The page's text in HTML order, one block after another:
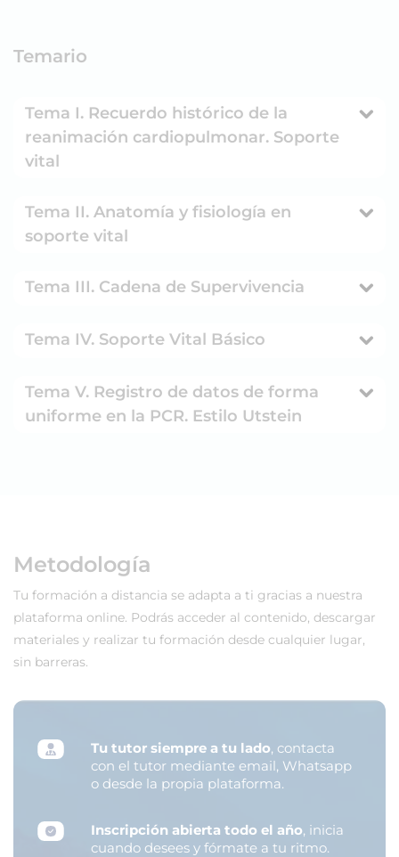
Temario
Tema I. Recuerdo histórico de la
reanimación cardiopulmonar. Soporte
vital
Tema II. Anatomía y fisiología en
soporte vital
Tema III. Cadena de Supervivencia
Tema IV. Soporte Vital Básico
Tema V. Registro de datos de forma
uniforme en la PCR. Estilo Utstein
Metodología
Tu formación a distancia se adapta a ti gracias a nuestra
plataforma online. Podrás acceder al contenido, descargar
materiales y realizar tu formación desde cualquier lugar,
sin barreras.
Tu tutor siempre a tu lado, contacta
con el tutor mediante email, Whatsapp
o desde la propia plataforma.
Inscripción abierta todo el año, inicia
cuando desees y fórmate a tu ritmo.